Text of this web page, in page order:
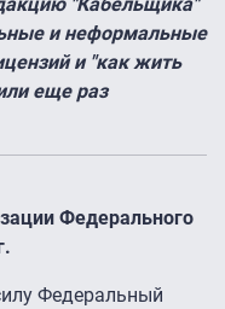
"Кабельщика"
и неформальные
и "как жить
еще раз
Федерального
Федеральный